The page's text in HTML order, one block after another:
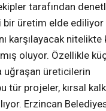
tarafından
bir üretim elde ediliyor
karşılayacak
oluyor. Özellikle
uğraşan üreticilerin
tür projeler, kırsal
Erzincan